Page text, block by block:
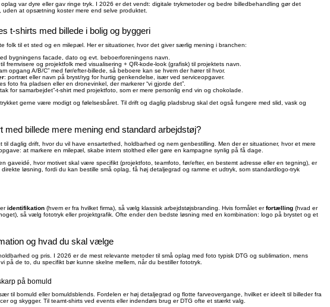
var dyre eller gav ringe tryk. I 2026 er det vendt: digitale trykmetoder og bedre billedbehandling gør det
at opsætning koster mere end selve produktet.
t-shirts med billede i bolig og byggeri
folk til et sted og en milepæl. Her er situationer, hvor det giver særlig mening i branchen:
bygningens facade, dato og evt. beboerforeningens navn.
fremvisere og projektfolk med visualisering + QR-kode-look (grafisk) til projektets navn.
opgang A/B/C” med før/efter-billede, så beboere kan se hvem der hører til hvor.
: portræt eller navn på bryst/ryg for hurtig genkendelse, især ved serviceopgaver.
foto fra pladsen eller en dronevinkel, der markerer “vi gjorde det”.
for samarbejdet”-t-shirt med projektfoto, som er mere personlig end vin og chokolade.
gerne være modigt og følelsesbåret. Til drift og daglig pladsbrug skal det også fungere med slid, vask og
med billede mere mening end standard arbejdstøj?
til daglig drift, hvor du vil have ensartethed, holdbarhed og nem genbestilling. Men der er situationer, hvor et mere
at markere en milepæl, skabe intern stolthed eller gøre en kampagne synlig på få dage.
gaveidé, hvor motivet skal være specifikt (projektfoto, teamfoto, før/efter, en bestemt adresse eller en tegning), er
løsning, fordi du kan bestille små oplag, få høj detaljegrad og ramme et udtryk, som standardlogo-tryk
identifikation (hvem er fra hvilket firma), så vælg klassisk arbejdstøjsbranding. Hvis formålet erfortælling (hvad er
så vælg fototryk eller projektgrafik. Ofte ender den bedste løsning med en kombination: logo på brystet og et
og hvad du skal vælge
og pris. I 2026 er de mest relevante metoder til små oplag med foto typisk DTG og sublimation, mens
på de to, du specifikt bør kunne skelne mellem, når du bestiller fototryk.
på bomuld
til bomuld eller bomuldsblends. Fordelen er høj detaljegrad og flotte farveovergange, hvilket er ideelt til billeder fra
og skygger. Til teamt-shirts ved events eller indendørs brug er DTG ofte et stærkt valg.